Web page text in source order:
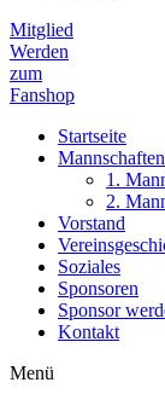
Mitglied
Werden
zum
Fanshop
Startseite
Mannschaften
1.
2.
Vorstand
Soziales
Sponsoren
Sponsor
Kontakt
Menü